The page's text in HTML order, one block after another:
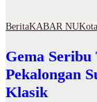
BeritaKABAR NU
Gema
Pekalongan
Klasik